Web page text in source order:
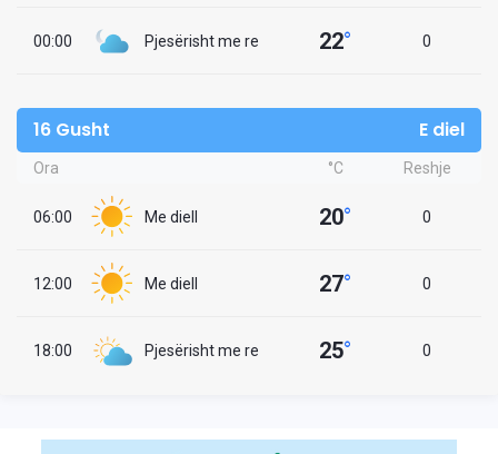
00:00 Pjesërisht me re 22° 0
16 Gusht E diel
Ora °C Reshje
06:00 Me diell 20° 0
12:00 Me diell 27° 0
18:00 Pjesërisht me re 25° 0